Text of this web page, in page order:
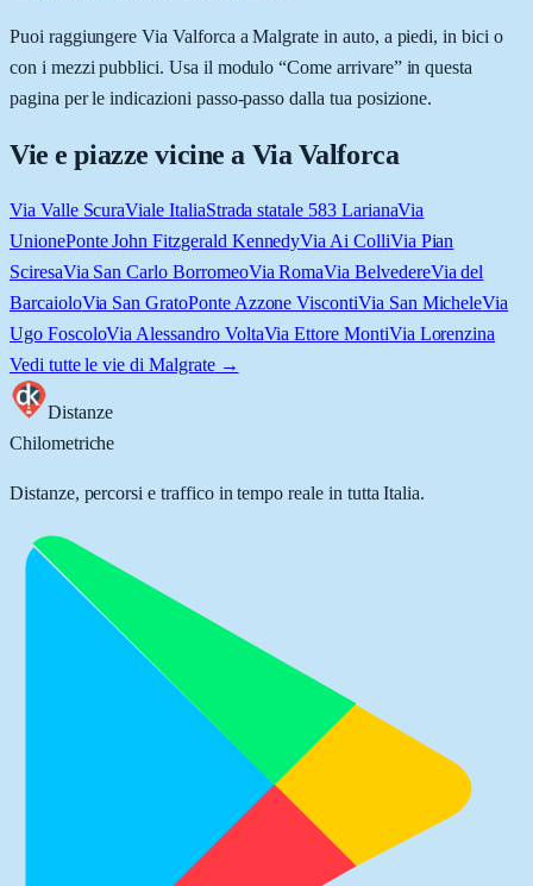
Puoi raggiungere Via Valforca a Malgrate in auto, a piedi, in bici o
con i mezzi pubblici. Usa il modulo “Come arrivare” in questa
pagina per le indicazioni passo-passo dalla tua posizione.
Vie e piazze vicine a Via Valforca
Via Valle ScuraViale ItaliaStrada statale 583 LarianaVia
UnionePonte John Fitzgerald KennedyVia Ai ColliVia Pian
SciresaVia San Carlo BorromeoVia RomaVia BelvedereVia del
BarcaioloVia San GratoPonte Azzone ViscontiVia San MicheleVia
Ugo FoscoloVia Alessandro VoltaVia Ettore MontiVia Lorenzina
Vedi tutte le vie di Malgrate→
Distanze
Chilometriche
Distanze, percorsi e traffico in tempo reale in tutta Italia.